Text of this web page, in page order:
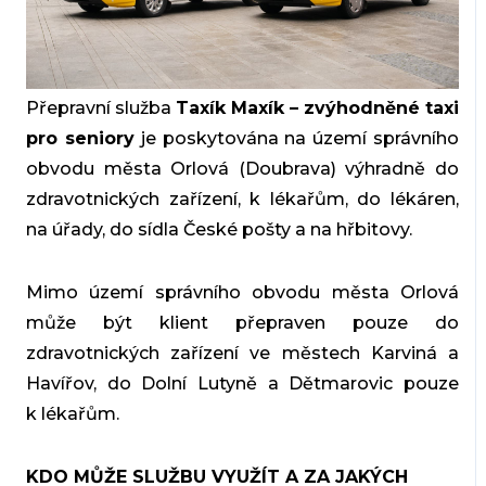
Přepravní služba Taxík Maxík – zvýhodněné taxi
pro senioryje poskytována na území správního
obvodu města Orlová (Doubrava) výhradně do
zdravotnických zařízení, k lékařům, do lékáren,
na úřady, do sídla České pošty a na hřbitovy.
Mimo území správního obvodu města Orlová
může být klient přepraven pouze do
zdravotnických zařízení ve městech Karviná a
Havířov, do Dolní Lutyně a Dětmarovic pouze
k lékařům.
KDO MŮŽE SLUŽBU VYUŽÍT A ZA JAKÝCH